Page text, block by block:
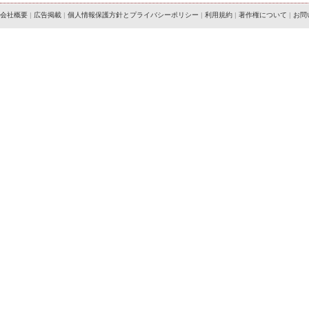
会社概要 | 広告掲載 | 個人情報保護方針とプライバシーポリシー | 利用規約 | 著作権について | お問